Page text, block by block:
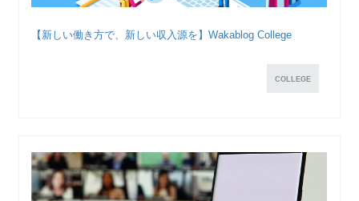
【新しい働き方で、新しい収入源を】Wakablog College
COLLEGE